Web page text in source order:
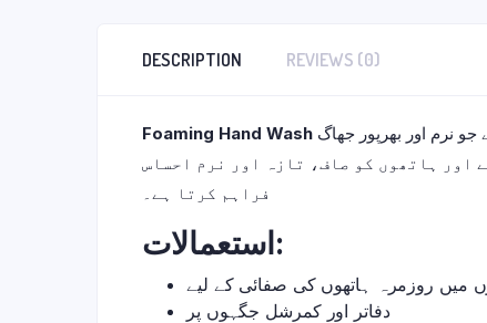
DESCRIPTION REVIEWS (0)
Foaming Hand Wash
اور ہاتھوں کو صاف، تازہ اور نرم احساس
فراہم کرتا ہے۔
استعمالات:
میں روزمرہ ہاتھوں کی صفائی کے لیے
دفاتر اور کمرشل جگہوں پر